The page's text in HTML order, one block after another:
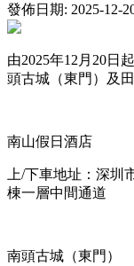
發佈日期: 2025-12-
由2025年12月20日
頭古城（東門）及
南山假日酒店
上/下車地址：深圳
棟一層中間通道
南頭古城（東門）